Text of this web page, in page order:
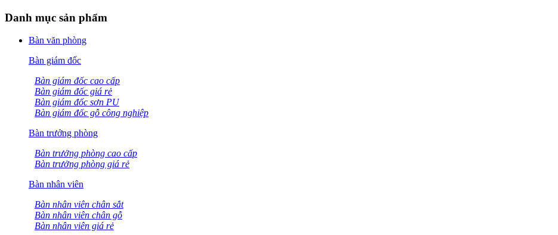
Danh mục sản phẩm
Bàn văn phòng
Bàn giám đốc
Bàn giám đốc cao cấp
Bàn giám đốc giá rẻ
Bàn giám đốc sơn PU
Bàn giám đốc gỗ công nghiệp
Bàn trưởng phòng
Bàn trưởng phòng cao cấp
Bàn trưởng phòng giá rẻ
Bàn nhân viên
Bàn nhân viên chân sắt
Bàn nhân viên chân gỗ
Bàn nhân viên giá rẻ